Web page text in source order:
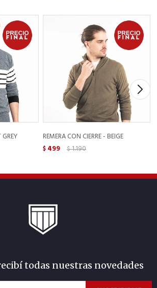
GREY REMERA CON CIERRE - BEIGE
$ 499 $1.190
todas nuestras novedades